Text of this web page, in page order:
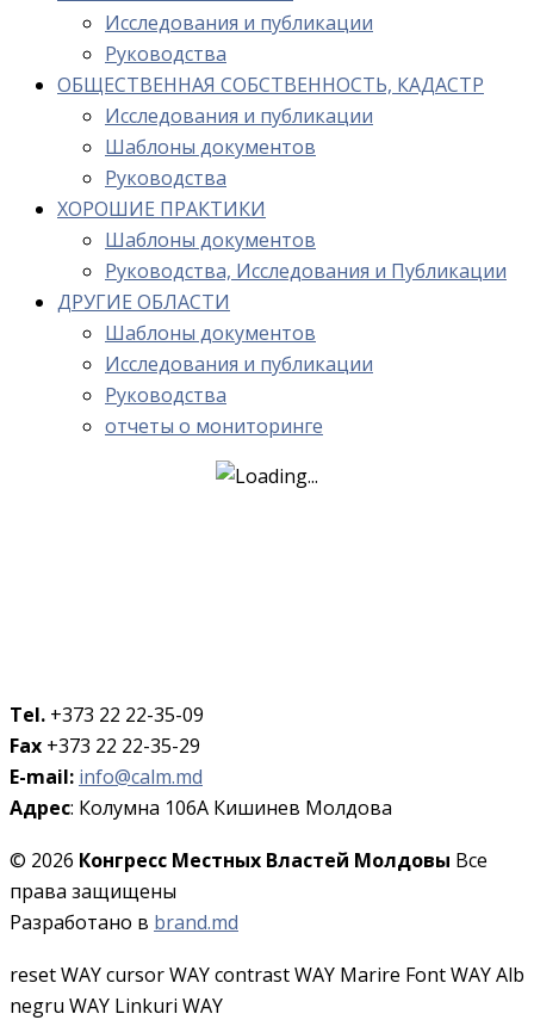
Исследования и публикации
Руководства
ОБЩЕСТВЕННАЯ СОБСТВЕННОСТЬ, КАДАСТР
Исследования и публикации
Шаблоны документов
Руководства
ХОРОШИЕ ПРАКТИКИ
Шаблоны документов
Руководства, Исследования и Публикации
ДРУГИЕ ОБЛАСТИ
Шаблоны документов
Исследования и публикации
Руководства
отчеты о мониторинге
Tel. +373 22 22-35-09
Fax +373 22 22-35-29
E-mail: info@calm.md
Адрес: Колумна 106A Кишинев Молдова
© 2026 Конгресс Местных Властей Молдовы Все
права защищены
Разработано в brand.md
reset WAYcursor WAYcontrast WAY Marire Font WAYAlb
negru WAY Linkuri WAY